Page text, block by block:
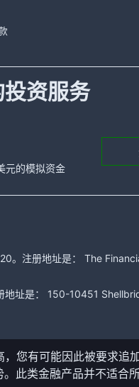
资服务
元的模拟资金
。注册地址是： The
址是： 150-10451
您有可能因此被要求追
此类金融产品并不适合